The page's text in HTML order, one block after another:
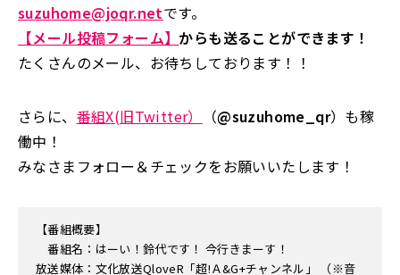
suzuhome@joqr.netです。
【メール投稿フォーム】 からも送ることができます！
たくさんのメール、お待ちしております！！
さらに、 番組X(旧Twitter） （@suzuhome_qr）も稼
働中！
みなさまフォロー＆チェックをお願いいたします！
【番組概要】
番組名：はーい！鈴代です！ 今行きまーす！
放送媒体：文化放送QloveR「超!Ａ&G+チャンネル」 （※音